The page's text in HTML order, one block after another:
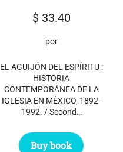
$33.40
por
EL AGUIJÓN DEL ESPÍRITU :
HISTORIA
CONTEMPORÁNEA DE LA
IGLESIA EN MÉXICO, 1892-
1992. / Second…
Buy book